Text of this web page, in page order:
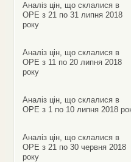
Аналіз цін, що склалися в
ОРЕ з 21 по 31 липня 2018
року
Аналіз цін, що склалися в
ОРЕ з 11 по 20 липня 2018
року
Аналіз цін, що склалися в
ОРЕ з 1 по 10 липня 2018
Аналіз цін, що склалися в
ОРЕ з 21 по 30 червня 2018
року